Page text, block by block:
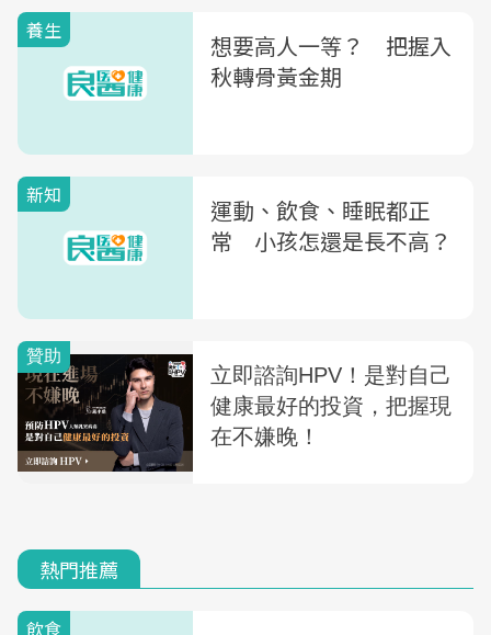
養生
想要高人一等？ 把握入
秋轉骨黃金期
新知
運動、飲食、睡眠都正
常 小孩怎還是長不高？
熱門推薦
飲食